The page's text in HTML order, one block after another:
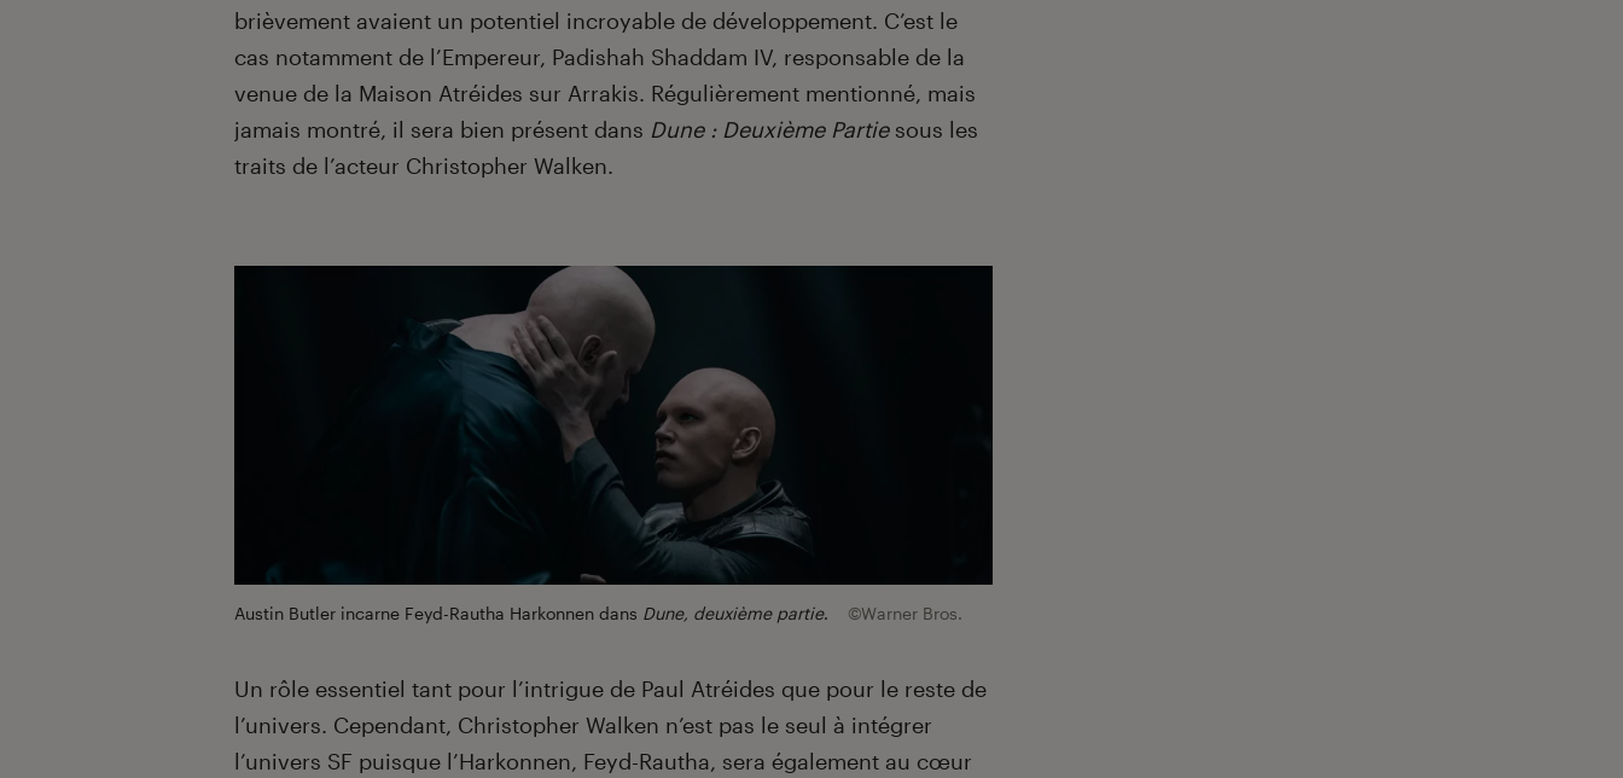
brièvement avaient un potentiel incroyable de développement. C’est le
cas notamment de l’Empereur, Padishah Shaddam IV, responsable de la
venue de la Maison Atréides sur Arrakis. Régulièrement mentionné, mais
jamais montré, il sera bien présent dans Dune : Deuxième Partiesous les
traits de l’acteur Christopher Walken.
Austin Butler incarne Feyd-Rautha Harkonnen dans Dune, deuxième partie. ©Warner Bros.
Un rôle essentiel tant pour l’intrigue de Paul Atréides que pour le reste de
l’univers. Cependant, Christopher Walken n’est pas le seul à intégrer
l’univers SF puisque l’Harkonnen, Feyd-Rautha, sera également au cœur